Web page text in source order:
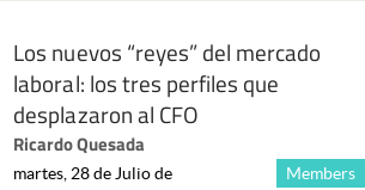
Los nuevos “reyes” del mercado
laboral: los tres perfiles que
desplazaron al CFO
Ricardo Quesada
Members
martes, 28 de Julio de